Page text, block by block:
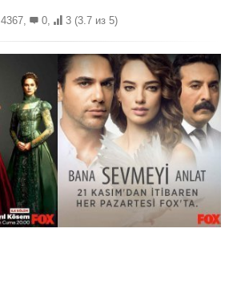
4367, 0, 3 (3.7 из 5)